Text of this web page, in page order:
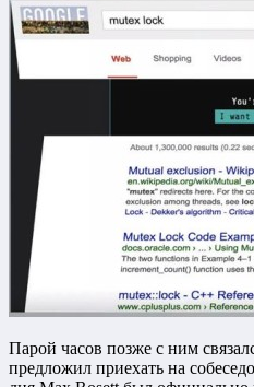
Парой часов позже с ним
предложил приехать на